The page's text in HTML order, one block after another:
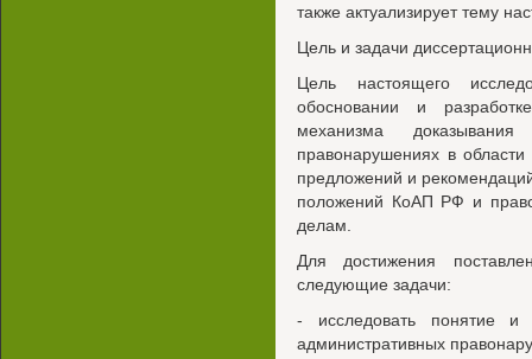
также актуализирует тему
Цель и задачи
Цель настоящего
обосновании и
механизма
правонарушениях в
предложений и
положений КоАП РФ и
делам.
Для достижения
следующие задачи:
- исследовать понятие и
административных